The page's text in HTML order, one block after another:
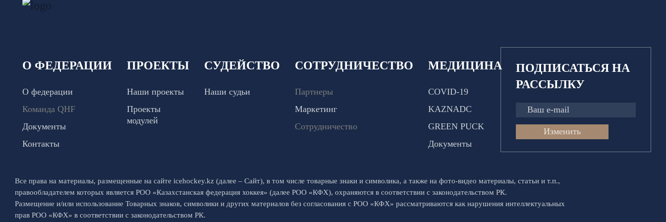
О ФЕДЕРАЦИИ
О федерации
Команда QHF
Документы
Контакты
ПРОЕКТЫ
Наши проекты
Проекты
модулей
СУДЕЙСТВО
Наши судьи
СОТРУДНИЧЕСТВО
Партнеры
Маркетинг
Сотрудничество
МЕДИЦИНА
COVID-19
KAZNADC
GREEN PUCK
Документы
ПОДПИСАТЬСЯ НА
РАССЫЛКУ
Изменить
Все права на материалы, размещенные на сайте icehockey.kz (далее – Сайт), в том числе товарные знаки и символика, а также на фото-видео материалы, статьи и т.п.,
правообладателем которых является РОО «Казахстанская федерация хоккея» (далее РОО «КФХ), охраняются в соответствии с законодательством РК.
Размещение и/или использование Товарных знаков, символики и других материалов без согласования с РОО «КФХ» рассматриваются как нарушения интеллектуальных
прав РОО «КФХ» в соответствии с законодательством РК.